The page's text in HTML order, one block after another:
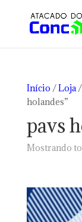
Início /Loja/
holandes”
pavs
Mostrando